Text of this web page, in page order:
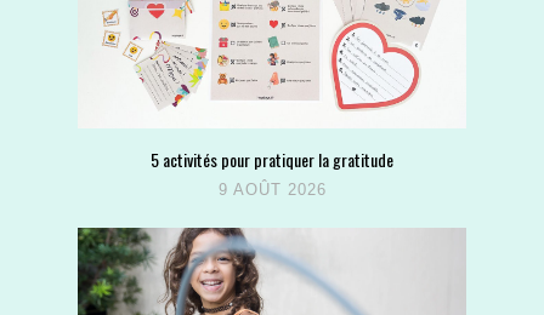
5 activités pour pratiquer la gratitude
9 AOÛT 2026